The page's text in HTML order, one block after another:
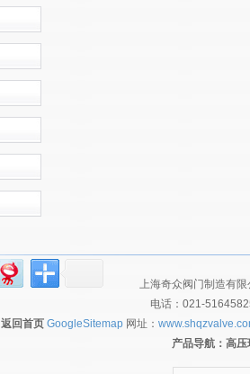
上海奇众阀门制造有
电话：021-
返回首页 GoogleSitemap 网址：
产品导航： 高压